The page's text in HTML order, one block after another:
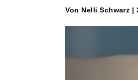
Von Nelli Schwarz |